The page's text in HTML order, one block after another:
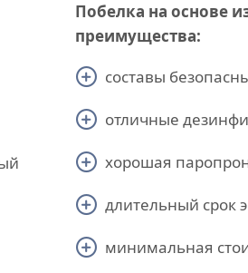
Побелка на основе
преимущества:
составы
отличные
хорошая
длительный срок
минимальная